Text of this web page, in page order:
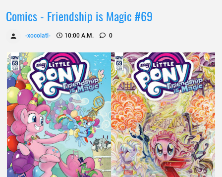
Comics - Friendship is Magic #69
-xocolatl- 10:00 A.m. 0